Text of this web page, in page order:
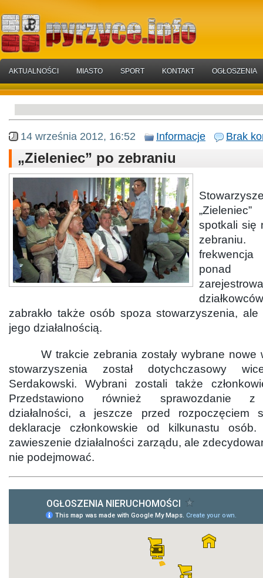
AKTUALNOŚCI MIASTO SPORT KONTAKT OGŁOSZENIA
14 września 2012, 16:52 Informacje Brak
„Zieleniec” po zebraniu
spotkali się
frekwencja
zabrakło także osób spoza stowarzyszenia, ale
jego działalnością.
W trakcie zebrania zostały wybrane nowe
stowarzyszenia został dotychczasowy
Serdakowski. Wybrani zostali także
Przedstawiono również sprawozdanie z
działalności, a jeszcze przed rozpoczęciem
deklaracje członkowskie od kilkunastu
zawieszenie działalności zarządu, ale
nie podejmować.